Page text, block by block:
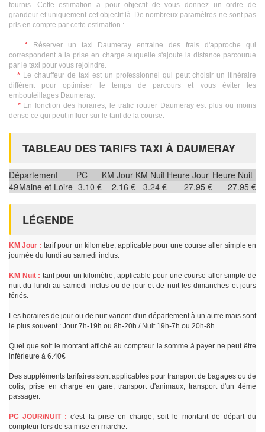
fournis. Cette estimation a pour objectif de vous donnez un ordre de
grandeur et uniquement cet objectif là. De nombreux paramètres ne sont pas
pris en compte par cette estimation :
*Réserver un taxi Daumeray entraine des frais d'approche qui
correspondent à la prise en charge auquelle s'ajoute la distance parcourue
par le taxi pour vous rejoindre.
* Le chauffeur de taxi est un professionnel qui peut choisir un itinéraire
différent pour optimiser le temps de parcours et vous éviter les
embouteillages Daumeray.
*En fonction des horaires, le trafic routier Daumeray est plus ou moins
dense ce qui peut influer sur le tarif de la course.
TABLEAU DES TARIFS TAXI À DAUMERAY
Département PC KM Jour KM Nuit Heure Jour Heure Nuit
49Maine et Loire 3.10 € 2.16 € 3.24 € 27.95 € 27.95 €
LÉGENDE
KM Jour : tarif pour un kilomètre, applicable pour une course aller simple en
journée du lundi au samedi inclus.
KM Nuit : tarif pour un kilomètre, applicable pour une course aller simple de
nuit du lundi au samedi inclus ou de jour et de nuit les dimanches et jours
fériés.
Les horaires de jour ou de nuit varient d'un département à un autre mais sont
le plus souvent : Jour 7h-19h ou 8h-20h / Nuit 19h-7h ou 20h-8h
Quel que soit le montant affiché au compteur la somme à payer ne peut être
inférieure à 6.40€
Des suppléments tarifaires sont applicables pour transport de bagages ou de
colis, prise en charge en gare, transport d'animaux, transport d'un 4ème
passager.
PC JOUR/NUIT : c'est la prise en charge, soit le montant de départ du
compteur lors de sa mise en marche.